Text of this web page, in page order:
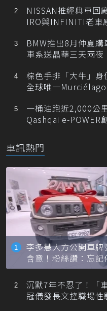
NISSAN推經典車
IRO與INFINITI老車
BMW推出8月仲夏
車系送晶華三天兩夜
棕色手排「大牛」身
全球唯一Murciélago
一桶油跑近2,000公
Qashqai e-POWER
車訊熱門
李多慧大方公開車牌
含意！粉絲讚：忘記
忙找車
沉默7年不忍了！「
冠儀發長文控職場性